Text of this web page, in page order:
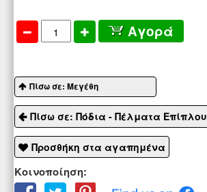
Αγορά
Πίσω σε: Μεγέθη
Πίσω σε: Πόδια - Πέλματα Επίπλου
Προσθήκη στα αγαπημένα
Κοινοποίηση: